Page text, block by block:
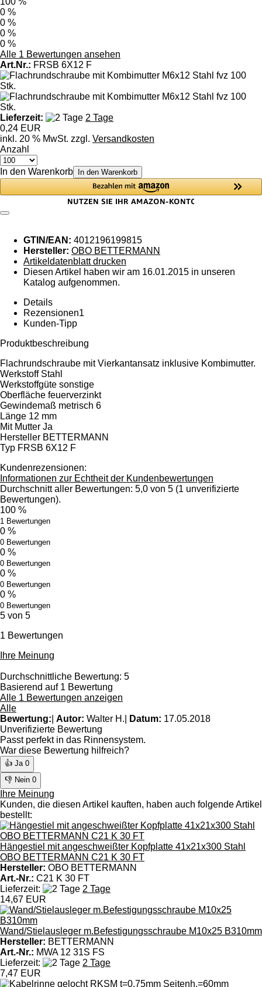
0 %
0 %
0 %
0 %
Alle 1 Bewertungen ansehen
Art.Nr.: FRSB 6X12 F
Lieferzeit:
2 Tage
0,24 EUR
inkl. 20 % MwSt. zzgl. Versandkosten
Anzahl
In den Warenkorb In den Warenkorb
GTIN/EAN: 4012196199815
Hersteller: OBO BETTERMANN
Artikeldatenblatt drucken
Diesen Artikel haben wir am 16.01.2015 in unseren
Katalog aufgenommen.
Details
Rezensionen1
Kunden-Tipp
Produktbeschreibung
Flachrundschraube mit Vierkantansatz inklusive Kombimutter.
Werkstoff Stahl
Werkstoffgüte sonstige
Oberfläche feuerverzinkt
Gewindemaß metrisch 6
Länge 12 mm
Mit Mutter Ja
Hersteller BETTERMANN
Typ FRSB 6X12 F
Kundenrezensionen:
Informationen zur Echtheit der Kundenbewertungen
Durchschnitt aller Bewertungen: 5,0 von 5 (1 unverifizierte
Bewertungen).
100 %
1 Bewertungen
0 %
0 Bewertungen
0 %
0 Bewertungen
0 %
0 Bewertungen
0 %
0 Bewertungen
5 von 5
1 Bewertungen
Ihre Meinung
Durchschnittliche Bewertung: 5
Basierend auf 1 Bewertung
Alle 1 Bewertungen anzeigen
Alle
Bewertung: Autor: Walter H. Datum: 17.05.2018
Unverifizierte Bewertung
Passt perfekt in das Rinnensystem.
War diese Bewertung hilfreich?
👍 Ja 0
👎 Nein 0
Ihre Meinung
Kunden, die diesen Artikel kauften, haben auch folgende Artikel
bestellt:
Hängestiel mit angeschweißter Kopfplatte 41x21x300 Stahl
OBO BETTERMANN C21 K 30 FT
Hersteller: OBO BETTERMANN
Art.-Nr.: C21 K 30 FT
Lieferzeit:
2 Tage
14,67 EUR
Wand/Stielausleger m.Befestigungsschraube M10x25 B310mm
Hersteller: BETTERMANN
Art.-Nr.: MWA 12 31S FS
Lieferzeit:
2 Tage
7,47 EUR